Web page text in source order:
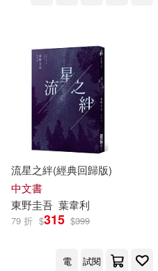
流星之絆(經典回歸版)
中文書
東野圭吾 葉韋利
79 折 $315 $399
電 試閱